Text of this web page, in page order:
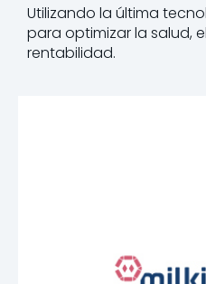
Utilizando la última
para optimizar la salud,
rentabilidad.